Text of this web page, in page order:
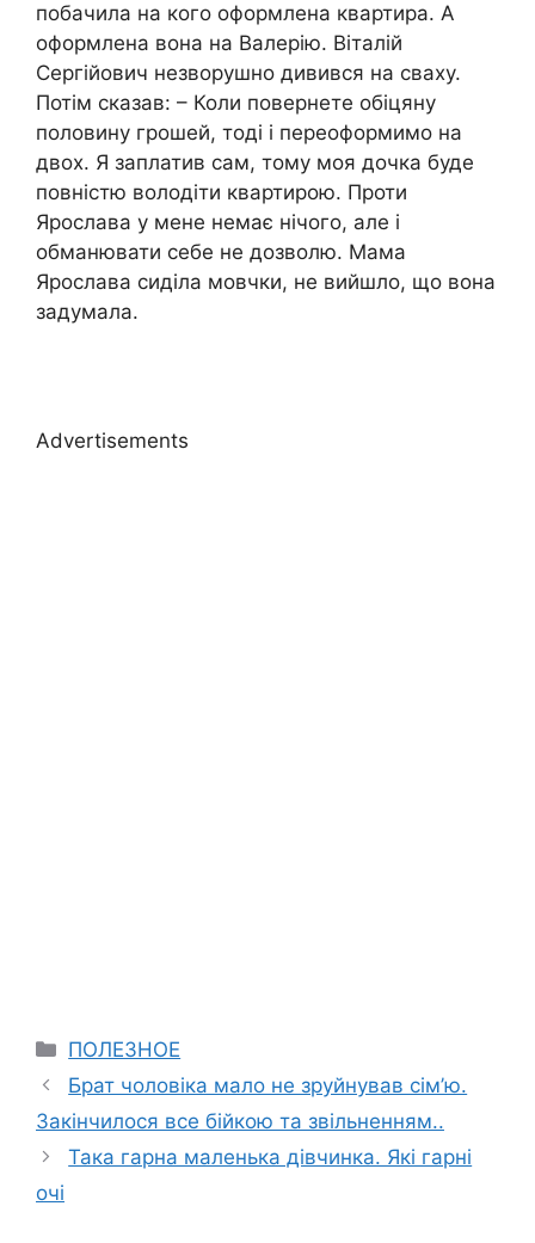
побачила на кого оформлена квартира. А
оформлена вона на Валерію. Віталій
Сергійович незворушно дивився на сваху.
Потім сказав: – Коли повернете обіцяну
половину грошей, тоді і переоформимо на
двох. Я заплатив сам, тому моя дочка буде
повністю володіти квартирою. Проти
Ярослава у мене немає нічого, але і
обманювати себе не дозволю. Мама
Ярослава сиділа мовчки, не вийшло, що вона
задумала.
Advertisements
Categories
ПОЛЕЗНОЕ
Брат чоловіка мало не зруйнував сім’ю.
Закінчилося все бійкою та звільненням..
Така гарна маленька дівчинка. Які гарні
очі